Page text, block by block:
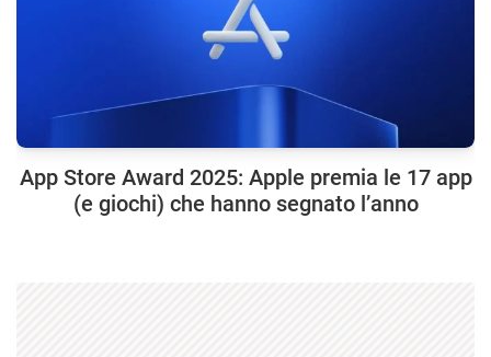
App Store Award 2025: Apple premia le 17 app
(e giochi) che hanno segnato l’anno